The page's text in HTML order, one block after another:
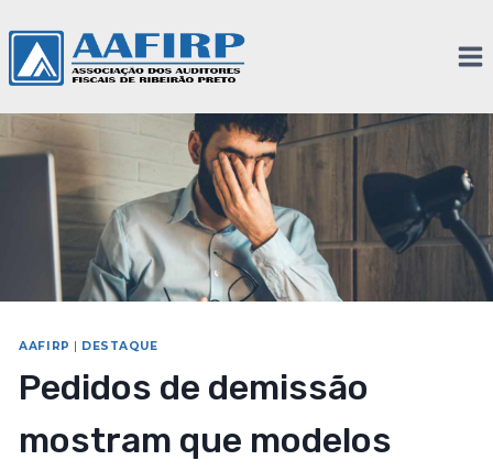
AAFIRP DESTAQUE
Pedidos de demissão
mostram que modelos